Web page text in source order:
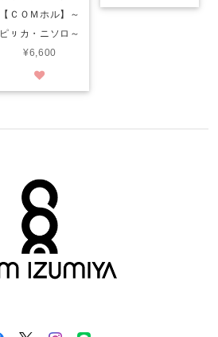
【ＣＯＭホル】～
ピㇼカ・ニソロ～
¥6,600